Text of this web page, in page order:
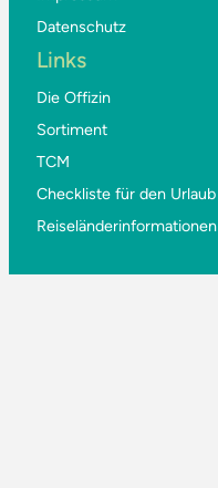
Datenschutz
Links
Die Offizin
Sortiment
TCM
Checkliste für den Urlaub
Reiseländerinformationen